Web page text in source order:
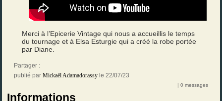
Merci à l’Epicerie Vintage qui nous a accueillis le temps
du tournage et à Elsa Esturgie qui a créé la robe portée
par Diane.
Partager :
publié par Mickaël Adamadorassy le 22/07/23
| 0 messages
Informations